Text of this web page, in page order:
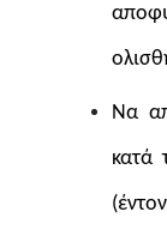
Να
κατά